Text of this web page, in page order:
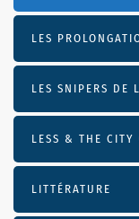
LES
LES SNIPERS DE
LESS & THE CITY
LITTÉRATURE